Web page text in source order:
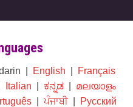
| English
Français
Italian ಕನ್ನಡ| മലയാളം
| ਪੰਜਾਬੀ| Русский